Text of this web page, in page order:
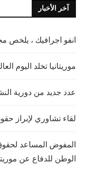
آخر الأخبار
انفو اجرافيك ، يلخص
موريتانيا تخلد اليوم
عدد جديد من دورية
لقاء تشاوري لإبراز
المفوض المساعد
الوطن للدفاع عن